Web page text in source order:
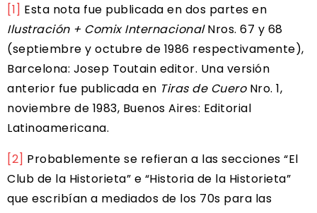
[1] Esta nota fue publicada en dos partes en
Ilustración + Comix InternacionalNros. 67 y 68
(septiembre y octubre de 1986 respectivamente),
Barcelona: Josep Toutain editor. Una versión
anterior fue publicada en Tiras de Cuero Nro. 1,
noviembre de 1983, Buenos Aires: Editorial
Latinoamericana.
[2] Probablemente se refieran a las secciones “El
Club de la Historieta” e “Historia de la Historieta”
que escribían a mediados de los 70s para las